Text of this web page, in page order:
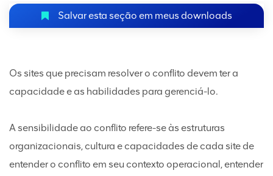
Salvar esta seção em meus downloads
Os sites que precisam resolver o conflito devem ter a
capacidade e as habilidades para gerenciá-lo.
A sensibilidade ao conflito refere-se às estruturas
organizacionais, cultura e capacidades de cada site de
entender o conflito em seu contexto operacional, entender